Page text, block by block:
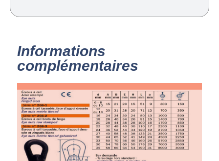
Informations
complémentaires